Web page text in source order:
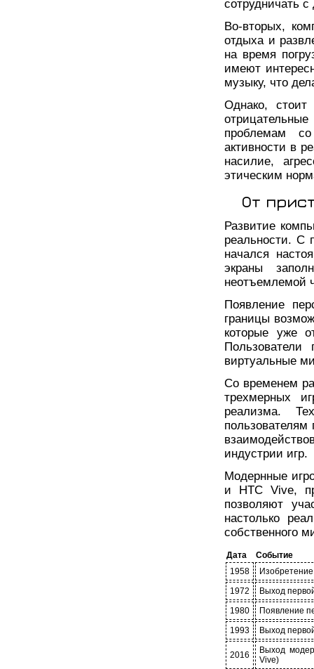
сотрудничать
Во-вторых,
отдыха и
на время
имеют
музыку, что
Однако,
проблемам
активности в
насилие,
этическим
От
Развитие
реальности. С
начался
экраны
неотъемлемой
Появление
границы
которые уже
виртуальные
Со временем
трехмерных
реализма.
пользователям
индустрии игр.
Модернные
и HTC Vive,
позволяют
настолько
собственного
Дата
Событие
1958
1972
Выход
1980
Появление
1993
Выход
2016
Выход
Vive)